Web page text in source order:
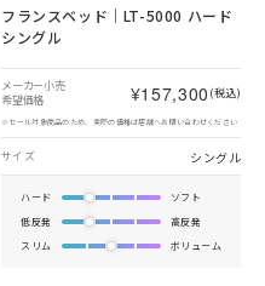
フランスベッド｜LT-5000 ハード
シングル
メーカー小売
希望価格
¥157,300 (税込)
※セール対象商品のため、実際の価格は店舗へお問い合わせください
サイズ シングル
ハード
ソフト
低反発
高反発
スリム
ボリューム